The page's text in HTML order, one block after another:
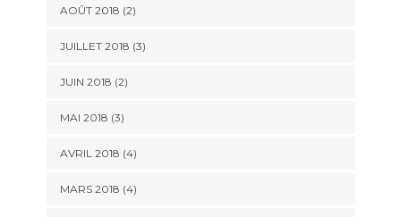
AOÛT 2018 (2)
JUILLET 2018 (3)
JUIN 2018 (2)
MAI 2018 (3)
AVRIL 2018 (4)
MARS 2018 (4)